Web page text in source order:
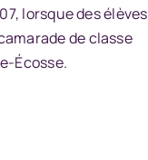
lorsque des élèves
de classe
Écosse.